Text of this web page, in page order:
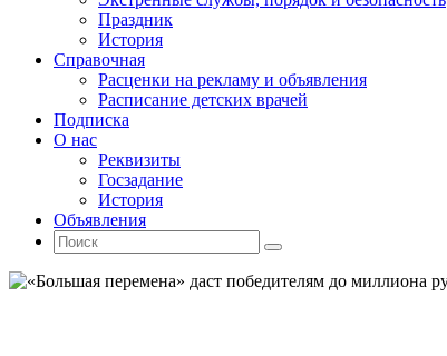
Праздник
История
Справочная
Расценки на рекламу и объявления
Расписание детских врачей
Подписка
О нас
Реквизиты
Госзадание
История
Объявления
Поиск
Искать:
Поиск